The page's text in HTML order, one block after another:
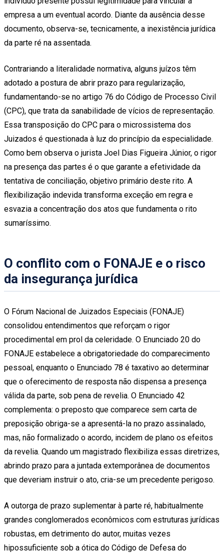
empresa a um eventual acordo. Diante da ausência desse
documento, observa-se, tecnicamente, a inexistência jurídica
da parte ré na assentada.
Contrariando a literalidade normativa, alguns juízos têm
adotado a postura de abrir prazo para regularização,
fundamentando-se no artigo 76 do Código de Processo Civil
(CPC), que trata da sanabilidade de vícios de representação.
Essa transposição do CPC para o microssistema dos
Juizados é questionada à luz do princípio da especialidade.
Como bem observa o jurista Joel Dias Figueira Júnior, o rigor
na presença das partes é o que garante a efetividade da
tentativa de conciliação, objetivo primário deste rito. A
flexibilização indevida transforma exceção em regra e
esvazia a concentração dos atos que fundamenta o rito
sumaríssimo.
O conflito com o FONAJE e o risco
da insegurança jurídica
O Fórum Nacional de Juizados Especiais (FONAJE)
consolidou entendimentos que reforçam o rigor
procedimental em prol da celeridade. O Enunciado 20 do
FONAJE estabelece a obrigatoriedade do comparecimento
pessoal, enquanto o Enunciado 78 é taxativo ao determinar
que o oferecimento de resposta não dispensa a presença
válida da parte, sob pena de revelia. O Enunciado 42
complementa: o preposto que comparece sem carta de
preposição obriga-se a apresentá-la no prazo assinalado,
mas, não formalizado o acordo, incidem de plano os efeitos
da revelia. Quando um magistrado flexibiliza essas diretrizes,
abrindo prazo para a juntada extemporânea de documentos
que deveriam instruir o ato, cria-se um precedente perigoso.
A outorga de prazo suplementar à parte ré, habitualmente
grandes conglomerados econômicos com estruturas jurídicas
robustas, em detrimento do autor, muitas vezes
hipossuficiente sob a ótica do Código de Defesa do